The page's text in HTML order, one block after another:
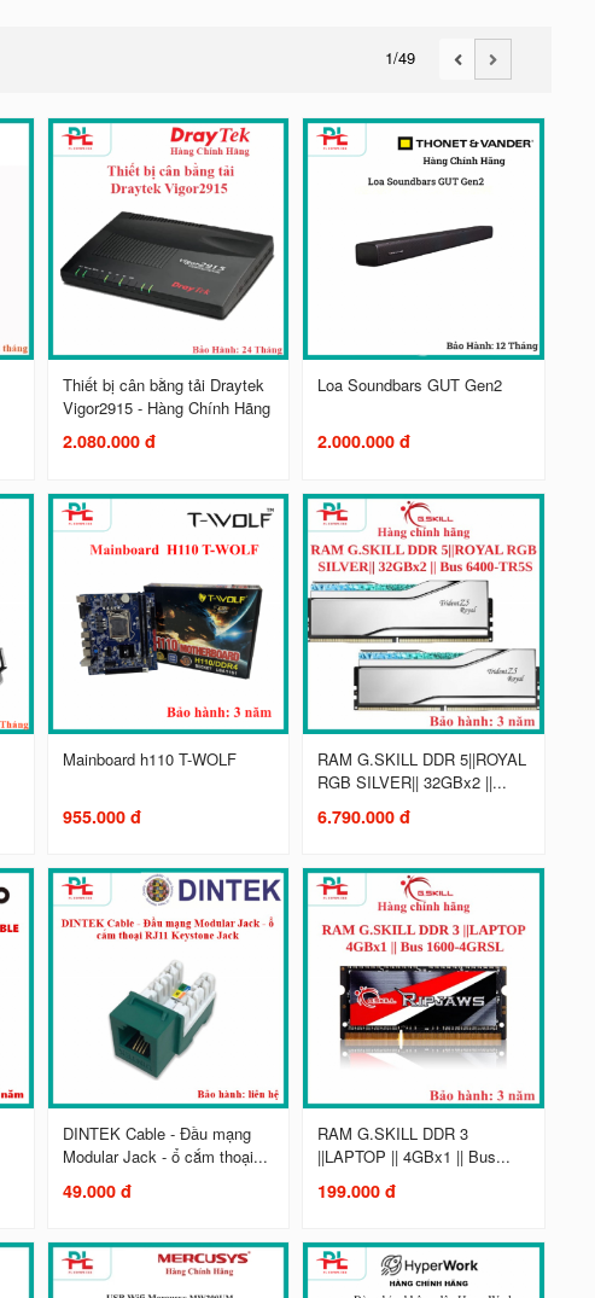
1/49
Thiết bị cân bằng tải Draytek
Vigor2915 - Hàng Chính Hãng
2.080.000 đ
Loa Soundbars GUT Gen2
2.000.000 đ
Mainboard h110 T-WOLF
955.000 đ
RAM G.SKILL DDR 5||ROYAL
RGB SILVER|| 32GBx2 ||...
6.790.000 đ
DINTEK Cable - Đầu mạng
Modular Jack - ổ cắm thoại...
49.000 đ
RAM G.SKILL DDR 3
||LAPTOP || 4GBx1 || Bus...
199.000 đ